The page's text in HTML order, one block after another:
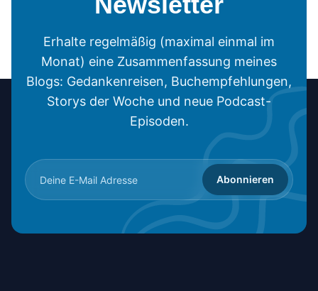
Erhalte regelmäßig (maximal einmal im
Monat) eine Zusammenfassung meines
Blogs: Gedankenreisen, Buchempfehlungen,
Storys der Woche und neue Podcast-
Episoden.
Abonnieren